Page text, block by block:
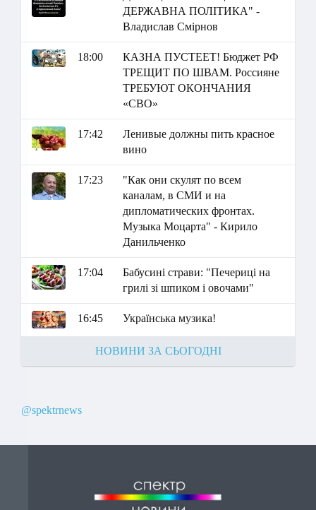
ДЕРЖАВНА ПОЛІТИКА" -
Владислав Смірнов
18:00
КАЗНА ПУСТЕЕТ! Бюджет РФ
ТРЕЩИТ ПО ШВАМ. Россияне
ТРЕБУЮТ ОКОНЧАНИЯ
«СВО»
17:42
Ленивые должны пить красное
вино
17:23
"Как они скулят по всем
каналам, в СМИ и на
дипломатических фронтах.
Музыка Моцарта" - Кирило
Данильченко
17:04
Бабусині страви: "Печериці на
грилі зі шпиком і овочами"
16:45 Українська музика!
НОВИНИ ЗА СЬОГОДНІ
@spektrnews